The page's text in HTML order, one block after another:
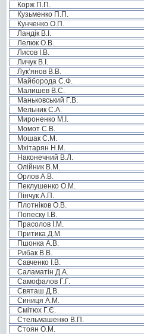
Корж П.П.
Кузьменко П.П.
Кунченко О.П.
Ландік В.І.
Лелюк О.В.
Лисов І.В.
Личук В.І.
Лук’янов В.В.
Майборода С.Ф.
Малишев В.С.
Маньковський Г.В.
Мельник С.А.
Мироненко М.І.
Момот С.В.
Мошак С.М.
Мхітарян Н.М.
Наконечний В.Л.
Олійник В.М.
Орлов А.В.
Пеклушенко О.М.
Пінчук А.П.
Плотніков О.В.
Попеску І.В.
Прасолов І.М.
Притика Д.М.
Пшонка А.В.
Рибак В.В.
Савченко І.В.
Саламатін Д.А.
Самофалов Г.Г.
Святаш Д.В.
Синиця А.М.
Смітюх Г.Є.
Стельмашенко В.П.
Стоян О.М.